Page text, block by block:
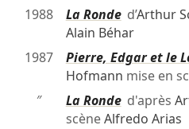
1988
La Ronded’Arthur
Alain Béhar
1987
Pierre, Edgar et le
Hofmann mise en
″
La Ronded'après
scèneAlfredo Arias